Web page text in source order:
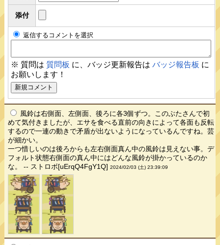
添付
返信するコメントを選択
※ 質問は 質問板 に、バッジ更新報告はバッジ報告板 に
お願いします！
風鈴は右側面、左側面、後ろに各3個ずつ。このぶたさんで初
めて気付きましたが、エサを食べる直前の向きによって各面も反転
するので一連の動きで矛盾が出ないようになっているんですね。芸
が細かい。
一つ惜しいのは後ろからも左右側面真ん中の風鈴は見えない事。デ
フォルト状態右側面の真ん中にはどんな風鈴が掛かっているのか
な。 -- ストロボ[uErqQ4FgY1Q]2024/02/03 (土) 23:39:09